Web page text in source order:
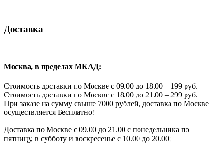
Доставка
Москва, в пределах МКАД:
Стоимость доставки по Москве с 09.00 до 18.00 – 199 руб.
Стоимость доставки по Москве с 18.00 до 21.00 – 299 руб.
При заказе на сумму свыше 7000 рублей, доставка по Москве
осуществляется Бесплатно!
Доставка по Москве с 09.00 до 21.00 с понедельника по
пятницу, в субботу и воскресенье с 10.00 до 20.00;